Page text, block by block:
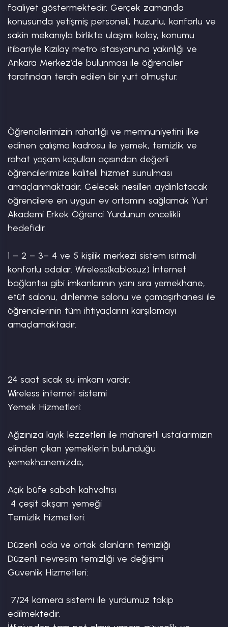
faaliyet göstermektedir. Gerçek zamanda
konusunda yetişmiş personeli, huzurlu, konforlu ve
sakin mekanıyla birlikte ulaşımı kolay, konumu
itibariyle Kızılay metro istasyonuna yakınlığı ve
Ankara Merkez’de bulunması ile öğrenciler
tarafından tercih edilen bir yurt olmuştur.
Öğrencilerimizin rahatlığı ve memnuniyetini ilke
edinen çalışma kadrosu ile yemek, temizlik ve
rahat yaşam koşulları açısından değerli
öğrencilerimize kaliteli hizmet sunulması
amaçlanmaktadır. Gelecek nesilleri aydınlatacak
öğrencilere en uygun ev ortamını sağlamak Yurt
Akademi Erkek Öğrenci Yurdunun öncelikli
hedefidir.
1 – 2 – 3– 4 ve 5 kişilik merkezi sistem ısıtmalı
konforlu odalar. Wireless(kablosuz) İnternet
bağlantısı gibi imkanlarının yanı sıra yemekhane,
etüt salonu, dinlenme salonu ve çamaşırhanesi ile
öğrencilerinin tüm ihtiyaçlarını karşılamayı
amaçlamaktadır.
24 saat sıcak su imkanı vardır.
Wireless internet sistemi
Yemek Hizmetleri:
Ağzınıza layık lezzetleri ile maharetli ustalarımızın
elinden çıkan yemeklerin bulunduğu
yemekhanemizde;
Açık büfe sabah kahvaltısı
Temizlik hizmetleri:
Düzenli oda ve ortak alanların temizliği
Düzenli nevresim temizliği ve değişimi
Güvenlik Hizmetleri:
edilmektedir.